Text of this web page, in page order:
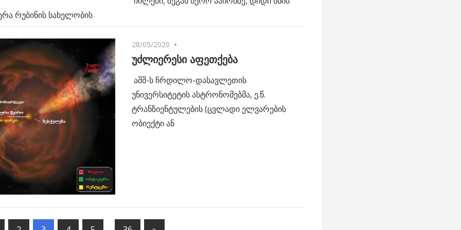
რუბინის სახელობის
28/05/2020
უძლიერესი აფეთქება
აშშ-ს ჩრდილო-დასავლეთის
უნივერსიტეტის ასტრონომებმა, ე.წ.
ტრანზიენტულების (ცვლადი ელვარების
ობიექტი ან